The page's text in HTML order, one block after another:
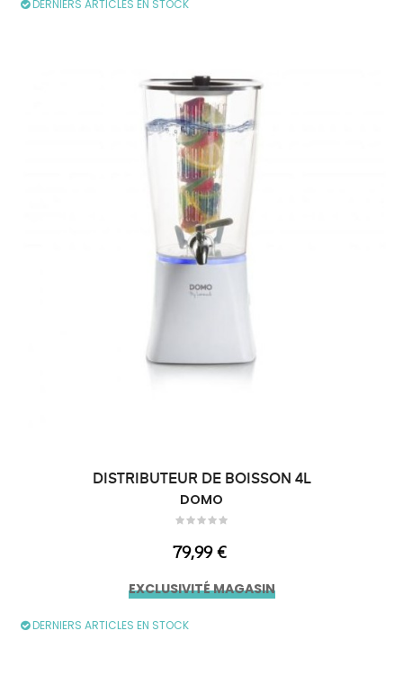
DERNIERS ARTICLES EN STOCK
DISTRIBUTEUR DE BOISSON 4L
DOMO
Prix
79,99 €
EXCLUSIVITÉ MAGASIN
DERNIERS ARTICLES EN STOCK